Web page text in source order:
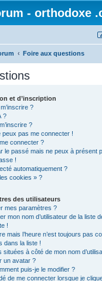
- orthodoxe
Foire aux questions
et d’inscription
?
?
?
pas me connecter !
connecter ?
le passé mais ne peux à présent
!
automatiquement ?
cookies » ?
des utilisateurs
mes paramètres ?
mon nom d’utilisateur de la liste
!
mais l’heure n’est toujours pas
dans la liste !
situées à côté de mon nom
un avatar ?
puis-je le modifier ?
de me connecter lorsque je